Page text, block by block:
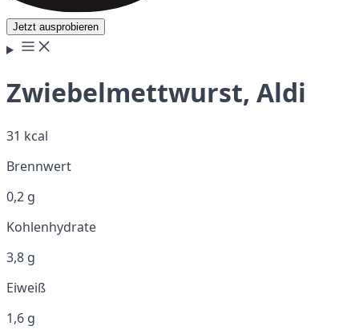
Jetzt ausprobieren
Zwiebelmettwurst, Aldi
31 kcal
Brennwert
0,2 g
Kohlenhydrate
3,8 g
Eiweiß
1,6 g